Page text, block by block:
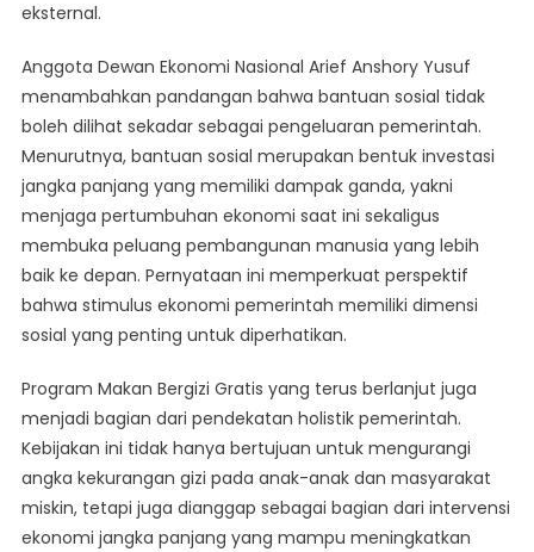
eksternal.
Anggota Dewan Ekonomi Nasional Arief Anshory Yusuf
menambahkan pandangan bahwa bantuan sosial tidak
boleh dilihat sekadar sebagai pengeluaran pemerintah.
Menurutnya, bantuan sosial merupakan bentuk investasi
jangka panjang yang memiliki dampak ganda, yakni
menjaga pertumbuhan ekonomi saat ini sekaligus
membuka peluang pembangunan manusia yang lebih
baik ke depan. Pernyataan ini memperkuat perspektif
bahwa stimulus ekonomi pemerintah memiliki dimensi
sosial yang penting untuk diperhatikan.
Program Makan Bergizi Gratis yang terus berlanjut juga
menjadi bagian dari pendekatan holistik pemerintah.
Kebijakan ini tidak hanya bertujuan untuk mengurangi
angka kekurangan gizi pada anak-anak dan masyarakat
miskin, tetapi juga dianggap sebagai bagian dari intervensi
ekonomi jangka panjang yang mampu meningkatkan